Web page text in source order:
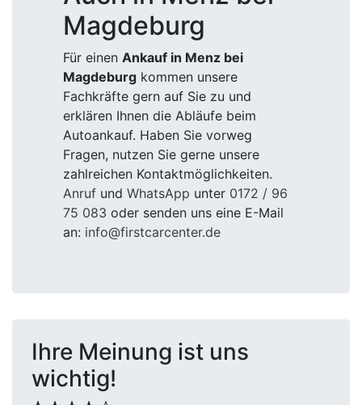
Magdeburg
Für einen Ankauf in Menz bei
Magdeburg kommen unsere
Fachkräfte gern auf Sie zu und
erklären Ihnen die Abläufe beim
Autoankauf. Haben Sie vorweg
Fragen, nutzen Sie gerne unsere
zahlreichen Kontaktmöglichkeiten.
Anruf und WhatsApp unter 0172 / 96
75 083 oder senden uns eine E-Mail
an: info@firstcarcenter.de
Ihre Meinung ist uns
wichtig!